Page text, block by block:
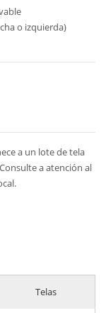
o izquierda)
a un lote de tela
a atención al
Telas